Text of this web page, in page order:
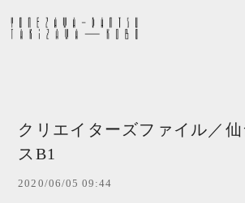
クリエイターズファイル／
スB1
2020/06/05 09:44